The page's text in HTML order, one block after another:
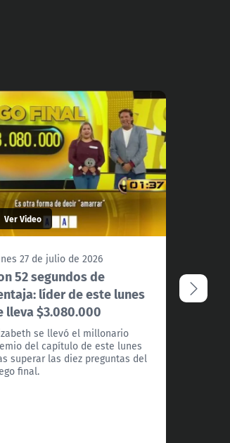
Ver Video
27 de julio de 2026
52 segundos de
líder de este lunes
lleva $3.080.000
se llevó el millonario
del capítulo de este lunes
superar las diez preguntas del
final.